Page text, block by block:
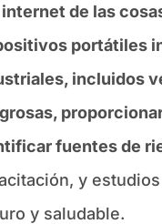
de las
portátiles
incluidos
fuentes de
y
y saludable.